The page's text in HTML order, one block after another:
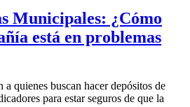
Municipales: ¿Cómo
está en problemas
a quienes buscan hacer depósitos de
para estar seguros de que la